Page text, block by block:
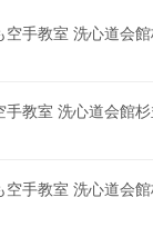
空手教室 洗心道会
手教室 洗心道会館
手教室 洗心道会